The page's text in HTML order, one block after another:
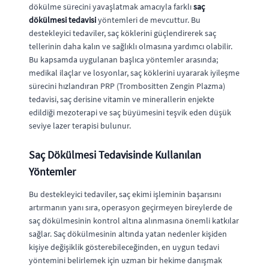
dökülme sürecini yavaşlatmak amacıyla farklısaç
dökülmesi tedavisiyöntemleri de mevcuttur. Bu
destekleyici tedaviler, saç köklerini güçlendirerek saç
tellerinin daha kalın ve sağlıklı olmasına yardımcı olabilir.
Bu kapsamda uygulanan başlıca yöntemler arasında;
medikal ilaçlar ve losyonlar, saç köklerini uyararak iyileşme
sürecini hızlandıran PRP (Trombositten Zengin Plazma)
tedavisi, saç derisine vitamin ve minerallerin enjekte
edildiği mezoterapi ve saç büyümesini teşvik eden düşük
seviye lazer terapisi bulunur.
Saç Dökülmesi Tedavisinde Kullanılan
Yöntemler
Bu destekleyici tedaviler, saç ekimi işleminin başarısını
artırmanın yanı sıra, operasyon geçirmeyen bireylerde de
saç dökülmesinin kontrol altına alınmasına önemli katkılar
sağlar. Saç dökülmesinin altında yatan nedenler kişiden
kişiye değişiklik gösterebileceğinden, en uygun tedavi
yöntemini belirlemek için uzman bir hekime danışmak